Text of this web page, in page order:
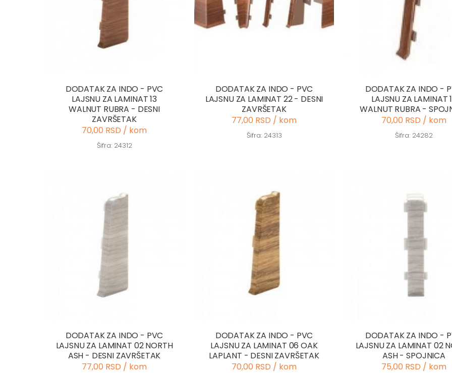
DODATAK ZA INDO - PVC
LAJSNU ZA LAMINAT 13
WALNUT RUBRA - DESNI
ZAVRŠETAK
70,00 RSD / kom
Šifra: 24312
DODATAK ZA INDO - PVC
LAJSNU ZA LAMINAT 22 - DESNI
ZAVRŠETAK
77,00 RSD / kom
Šifra: 24313
DODATAK ZA INDO -
LAJSNU ZA LAMINAT
WALNUT RUBRA -
70,00 RSD / kom
Šifra: 24282
DODATAK ZA INDO - PVC
LAJSNU ZA LAMINAT 02 NORTH
ASH - DESNI ZAVRŠETAK
77,00 RSD / kom
DODATAK ZA INDO - PVC
LAJSNU ZA LAMINAT 06 OAK
LAPLANT - DESNI ZAVRŠETAK
70,00 RSD / kom
DODATAK ZA INDO -
LAJSNU ZA LAMINAT 02
ASH - SPOJNICA
75,00 RSD / kom